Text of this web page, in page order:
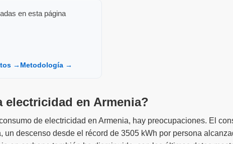
en esta página
→ Metodología →
electricidad en Armenia?
de electricidad en Armenia, hay preocupaciones. El
un descenso desde el récord de 3505 kWh por persona